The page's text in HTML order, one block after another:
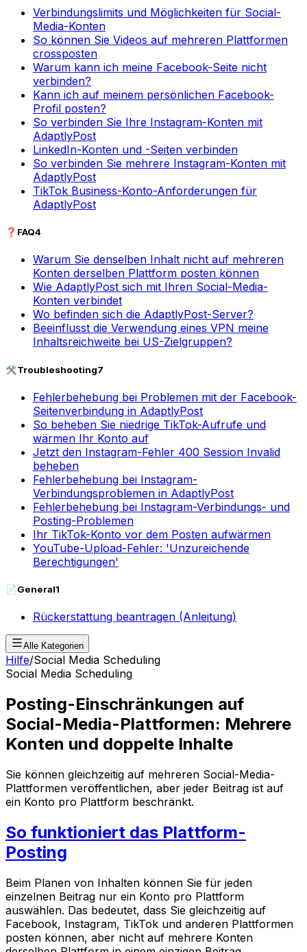
Verbindungslimits und Möglichkeiten für Social-
Media-Konten
So können Sie Videos auf mehreren Plattformen
crossposten
Warum kann ich meine Facebook-Seite nicht
verbinden?
Kann ich auf meinem persönlichen Facebook-
Profil posten?
So verbinden Sie Ihre Instagram-Konten mit
AdaptlyPost
LinkedIn-Konten und -Seiten verbinden
So verbinden Sie mehrere Instagram-Konten mit
AdaptlyPost
TikTok Business-Konto-Anforderungen für
AdaptlyPost
❓ FAQ4
Warum Sie denselben Inhalt nicht auf mehreren
Konten derselben Plattform posten können
Wie AdaptlyPost sich mit Ihren Social-Media-
Konten verbindet
Wo befinden sich die AdaptlyPost-Server?
Beeinflusst die Verwendung eines VPN meine
Inhaltsreichweite bei US-Zielgruppen?
🛠️Troubleshooting7
Fehlerbehebung bei Problemen mit der Facebook-
Seitenverbindung in AdaptlyPost
So beheben Sie niedrige TikTok-Aufrufe und
wärmen Ihr Konto auf
Jetzt den Instagram-Fehler 400 Session Invalid
beheben
Fehlerbehebung bei Instagram-
Verbindungsproblemen in AdaptlyPost
Fehlerbehebung bei Instagram-Verbindungs- und
Posting-Problemen
Ihr TikTok-Konto vor dem Posten aufwärmen
YouTube-Upload-Fehler: 'Unzureichende
Berechtigungen'
📄General1
Rückerstattung beantragen (Anleitung)
Alle Kategorien
Hilfe/Social Media Scheduling
Social Media Scheduling
Posting-Einschränkungen auf
Social-Media-Plattformen: Mehrere
Konten und doppelte Inhalte
Sie können gleichzeitig auf mehreren Social-Media-
Plattformen veröffentlichen, aber jeder Beitrag ist auf
ein Konto pro Plattform beschränkt.
So funktioniert das Plattform-
Posting
Beim Planen von Inhalten können Sie für jeden
einzelnen Beitrag nur ein Konto pro Plattform
auswählen. Das bedeutet, dass Sie gleichzeitig auf
Facebook, Instagram, TikTok und anderen Plattformen
posten können, aber nicht auf mehrere Konten